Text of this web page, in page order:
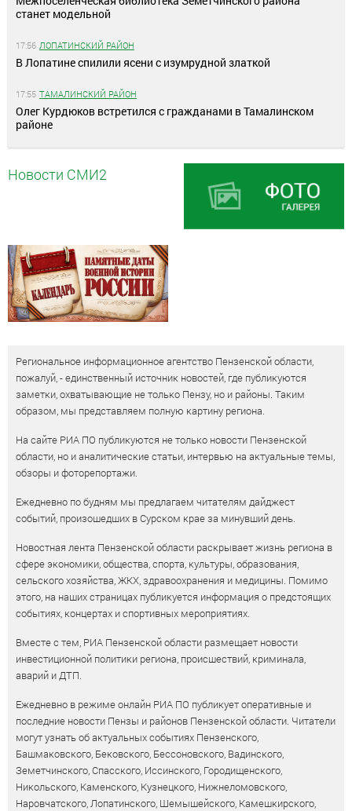
станет модельной
17:56 ЛОПАТИНСКИЙ РАЙОН
В Лопатине спилили ясени с изумрудной златкой
17:55 ТАМАЛИНСКИЙ РАЙОН
Олег Курдюков встретился с гражданами в Тамалинском
районе
Новости СМИ2
Региональное информационное агентство Пензенской области,
пожалуй, - единственный источник новостей, где публикуются
заметки, охватывающие не только Пензу, но и районы. Таким
образом, мы представляем полную картину региона.
На сайте РИА ПО публикуются не только новости Пензенской
области, но и аналитические статьи, интервью на актуальные темы,
обзоры и фоторепортажи.
Ежедневно по будням мы предлагаем читателям дайджест
событий, произошедших в Сурском крае за минувший день.
Новостная лента Пензенской области раскрывает жизнь региона в
сфере экономики, общества, спорта, культуры, образования,
сельского хозяйства, ЖКХ, здравоохранения и медицины. Помимо
этого, на наших страницах публикуется информация о предстоящих
событиях, концертах и спортивных мероприятиях.
Вместе с тем, РИА Пензенской области размещает новости
инвестиционной политики региона, происшествий, криминала,
аварий и ДТП.
Ежедневно в режиме онлайн РИА ПО публикует оперативные и
последние новости Пензы и районов Пензенской области. Читатели
могут узнать об актуальных событиях Пензенского,
Башмаковского, Бековского, Бессоновского, Вадинского,
Земетчинского, Спасского, Иссинского, Городищенского,
Никольского, Каменского, Кузнецкого, Нижнеломовского,
Наровчатского, Лопатинского, Шемышейского, Камешкирского,